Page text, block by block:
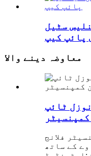
سٹیل
پائپ کیپ
معاوضہ دینے والا
​​ٹائپ
فلانج
کے ساتھ